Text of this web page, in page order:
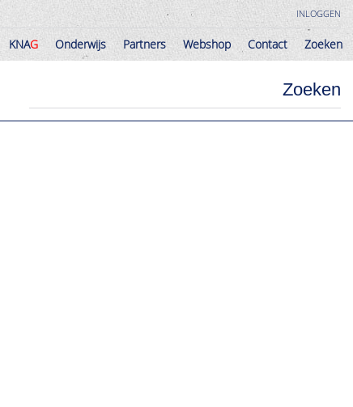
INLOGGEN
KNAG Onderwijs Partners Webshop Contact Zoeken